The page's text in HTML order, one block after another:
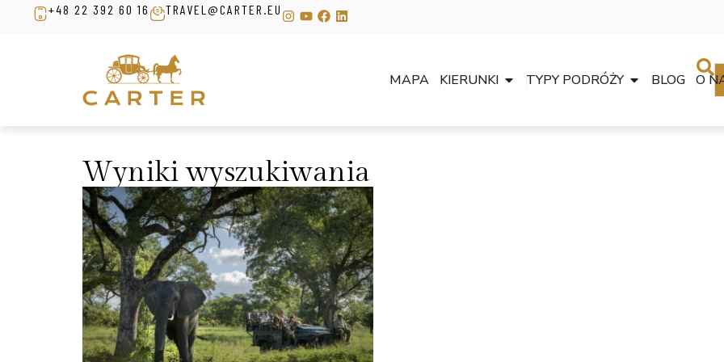
+48 22 392 60 16 TRAVEL@CARTER.EU
MAPA KIERUNKI TYPY PODRÓŻY BLOG O
Wyniki wyszukiwania